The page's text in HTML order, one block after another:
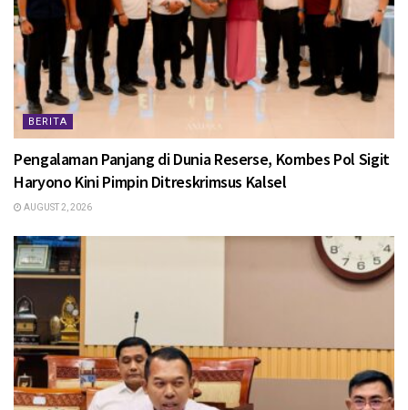
BERITA
Pengalaman Panjang di Dunia Reserse, Kombes Pol Sigit
Haryono Kini Pimpin Ditreskrimsus Kalsel
AUGUST 2, 2026